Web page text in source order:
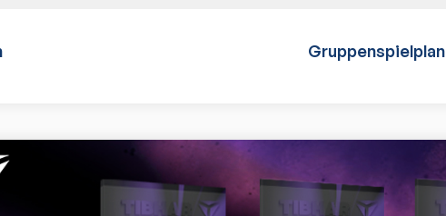
Gruppenspielplan